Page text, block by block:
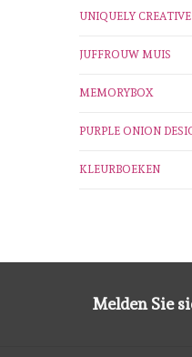
UNIQUELY CREATIVE
JUFFROUW MUIS
MEMORYBOX
PURPLE ONION
KLEURBOEKEN
Melden Sie